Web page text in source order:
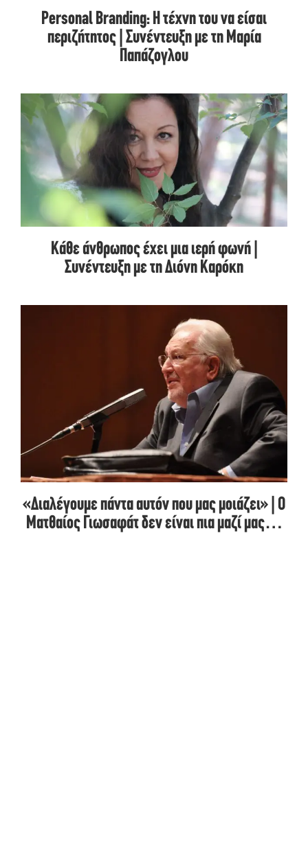
Personal Branding: Η τέχνη του να είσαι
περιζήτητος | Συνέντευξη με τη Μαρία
Παπάζογλου
Κάθε άνθρωπος έχει μια ιερή φωνή |
Συνέντευξη με τη Διόνη Καρόκη
«Διαλέγουμε πάντα αυτόν που μας μοιάζει» | Ο
Ματθαίος Γιωσαφάτ δεν είναι πια μαζί μας…